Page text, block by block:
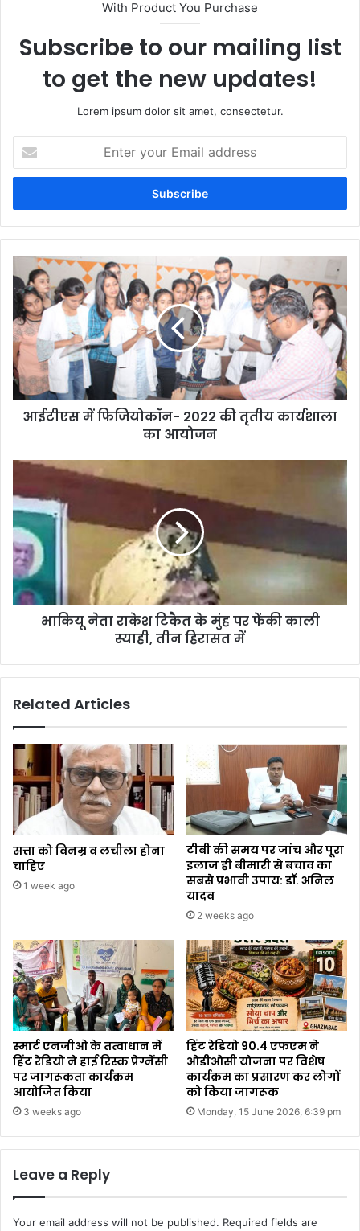
With Product You Purchase
Subscribe to our mailing list
to get the new updates!
Lorem ipsum dolor sit amet, consectetur.
your
Email
आईटीएस में फिजियोकॉन- 2022 की तृतीय कार्यशाला
का आयोजन
भाकियू नेता राकेश टिकैत के मुंह पर फेंकी काली
स्याही, तीन हिरासत में
Related Articles
सत्ता को विनम्र व लचीला होना
चाहिए
1 week ago
टीबी की समय पर जांच और पूरा
इलाज ही बीमारी से बचाव का
सबसे प्रभावी उपाय: डॉ. अनिल
यादव
2 weeks ago
स्मार्ट एनजीओ के तत्वाधान में
हिंट रेडियो ने हाई रिस्क प्रेग्नेंसी
पर जागरूकता कार्यक्रम
आयोजित किया
3 weeks ago
हिंट रेडियो 90.4 एफएम ने
ओडीओसी योजना पर विशेष
कार्यक्रम का प्रसारण कर लोगों
को किया जागरूक
Monday, 15 June 2026, 6:39 pm
Leave a Reply
Your email address will not be published. Required fields are